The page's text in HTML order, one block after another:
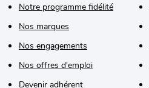
Notre programme fidélité
Nos marques
Nos engagements
Nos offres d'emploi
Devenir adhérent